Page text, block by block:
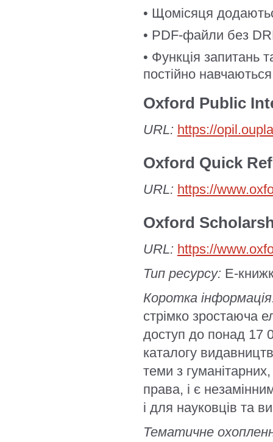
• Щомісяця
• PDF-файли без
• Функція запитань
постійно
Oxford Public
URL: https://
Oxford Quick
URL: https://
Oxford
URL: https://
Тип ресурсу: E-
Коротка
стрімко зростаюча
доступ до понад 17
каталогу
теми з
права, і є
і для науковців та
Тематичне